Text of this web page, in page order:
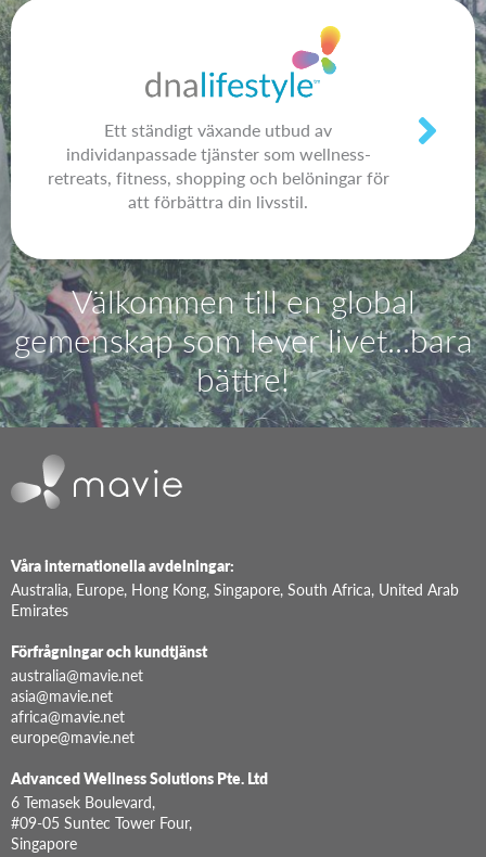
Ett ständigt växande utbud av
individanpassade tjänster som wellness-
retreats, fitness, shopping och belöningar för
att förbättra din livsstil.
Välkommen till en global
gemenskap som lever livet...bara
bättre!
Våra internationella avdelningar:
Australia, Europe, Hong Kong, Singapore, South Africa, United Arab
Emirates
Förfrågningar och kundtjänst
australia@mavie.net
asia@mavie.net
africa@mavie.net
europe@mavie.net
Advanced Wellness Solutions Pte. Ltd
6 Temasek Boulevard,
#09-05 Suntec Tower Four,
Singapore